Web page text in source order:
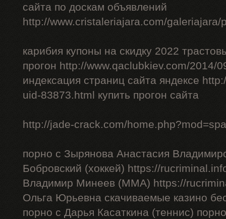
сайта по доскам объявлений
http://www.cristaleriajara.com/galeriajara/
карибия купоны на скидку 2022
прогон http://www.qaclubkiev.com/2014/
индексация страниц сайта яндексе
uid-83873.html купить прогон сайта
http://jade-crack.com/
порно с Зырянова Анастасия
Бобровский (хоккей) https://
Владимир Минеев (ММА) https://
Ольга Юрьевна скачиваемые казино
порно с Дарья Касаткина (теннис)